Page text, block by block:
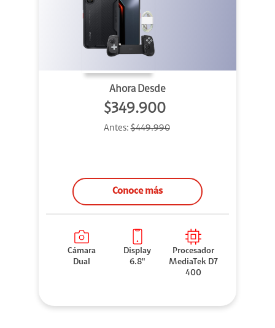
Ahora Desde
$349.900
Antes:$449.990
Conoce más
Cámara
Dual
Display
6.8"
Procesador
MediaTek D7
400